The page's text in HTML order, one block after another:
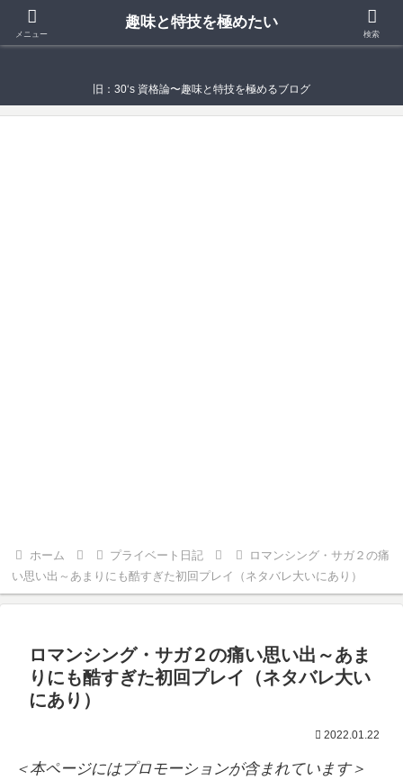
趣味と特技を極めたい
旧：30‘s 資格論〜趣味と特技を極めるブログ
ホーム プライベート日記
ロマンシング・サガ２の痛
い思い出～あまりにも酷すぎた初回プレイ（ネタバレ大いにあり）
ロマンシング・サガ２の痛い思い出～あま
りにも酷すぎた初回プレイ（ネタバレ大い
にあり）
2022.01.22
＜本ページにはプロモーションが含まれています＞
メニュー
趣味と特技を極めたい
検索